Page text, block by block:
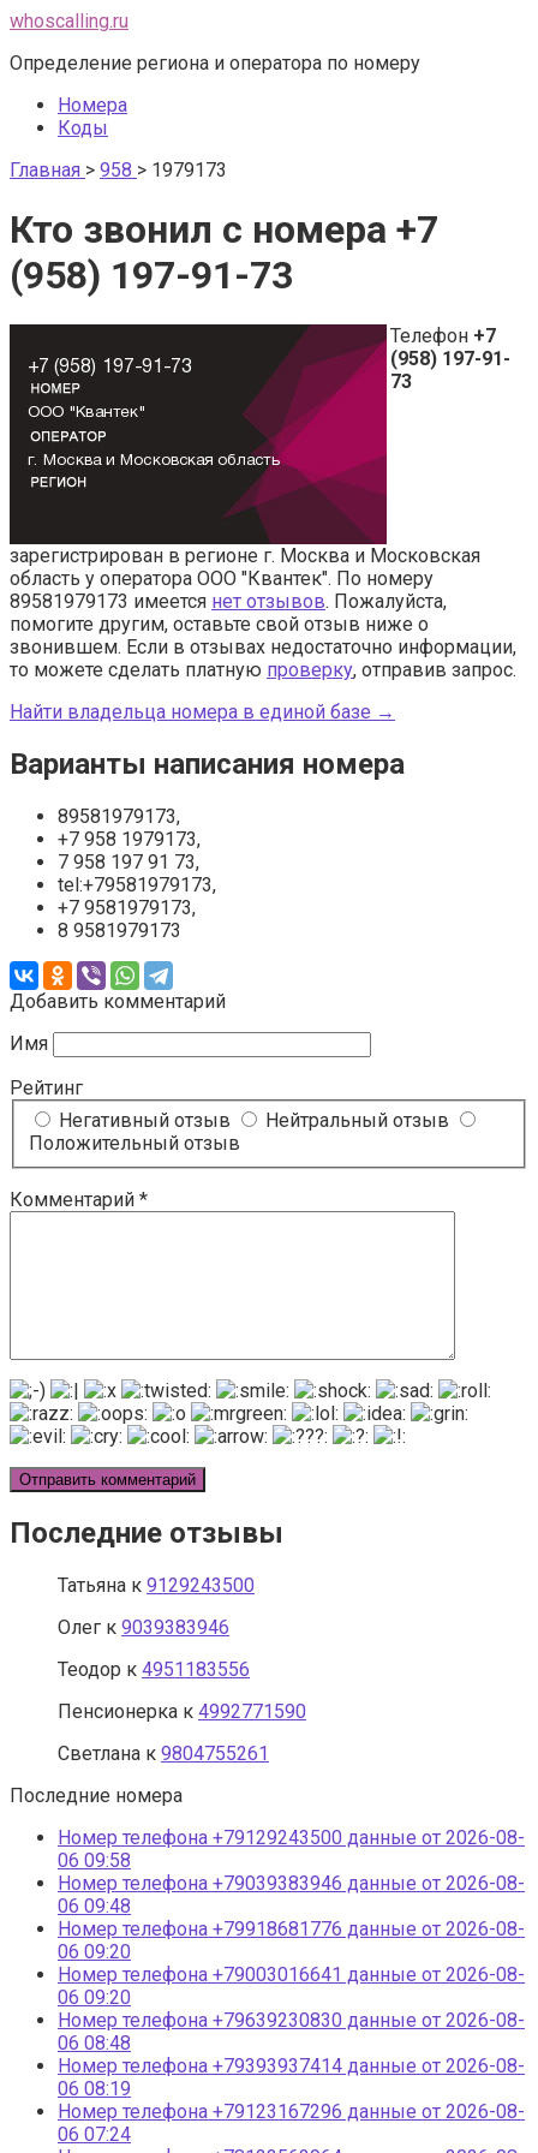
Перейти
контенту
whoscalling.ru
Определение региона и оператора по номеру
Номера
Коды
Главная > 958 > 1979173
Кто звонил с номера +7
(958) 197-91-73
Телефон +7
(958) 197-91-
73
зарегистрирован в регионе г. Москва и Московская
область у оператора ООО "Квантек". По номеру
89581979173 имеется нет отзывов. Пожалуйста,
помогите другим, оставьте свой отзыв ниже о
звонившем. Если в отзывах недостаточно информации,
то можете сделать платную проверку, отправив запрос.
Найти владельца номера в единой базе →
Варианты написания номера
89581979173,
+7 958 1979173,
7 958 197 91 73,
tel:+79581979173,
+7 9581979173,
8 9581979173
Добавить комментарий
Имя
Рейтинг
Негативный отзыв
Нейтральный отзыв
Положительный отзыв
Комментарий *
Последние отзывы
Татьяна к 9129243500
Олег к 9039383946
Теодор к 4951183556
Пенсионерка к 4992771590
Светлана к 9804755261
Последние номера
Номер телефона +79129243500 данные от 2026-08-
06 09:58
Номер телефона +79039383946 данные от 2026-08-
06 09:48
Номер телефона +79918681776 данные от 2026-08-
06 09:20
Номер телефона +79003016641 данные от 2026-08-
06 09:20
Номер телефона +79639230830 данные от 2026-08-
06 08:48
Номер телефона +79393937414 данные от 2026-08-
06 08:19
Номер телефона +79123167296 данные от 2026-08-
06 07:24